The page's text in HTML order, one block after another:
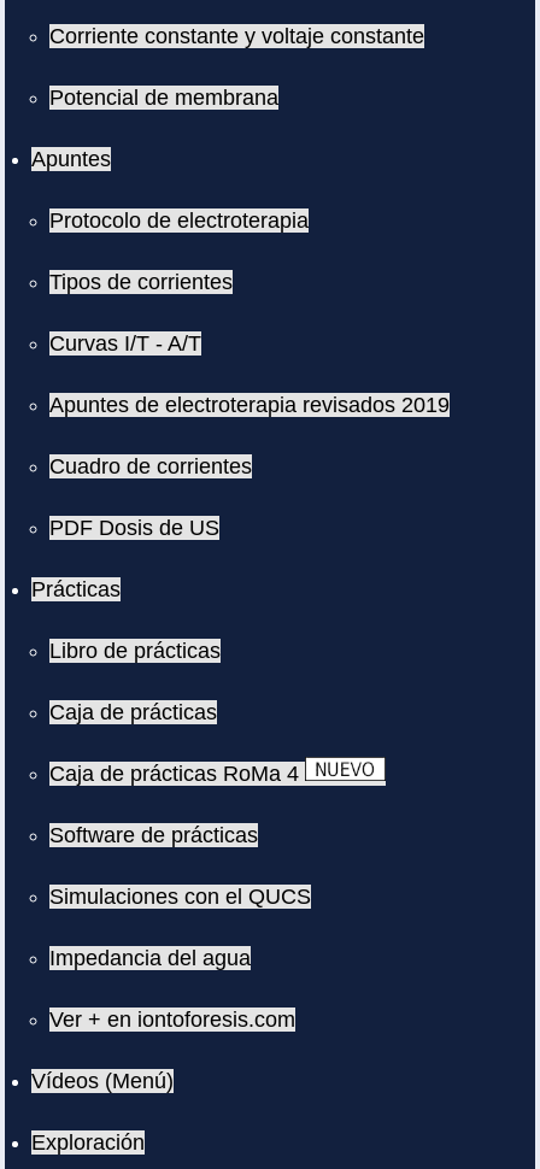
Corriente constante y voltaje constante
Potencial de membrana
Apuntes
Protocolo de electroterapia
Tipos de corrientes
Curvas I/T - A/T
Apuntes de electroterapia revisados 2019
Cuadro de corrientes
PDF Dosis de US
Prácticas
Libro de prácticas
Caja de prácticas
Caja de prácticas RoMa 4
Software de prácticas
Simulaciones con el QUCS
Impedancia del agua
Ver + en iontoforesis.com
Vídeos (Menú)
Exploración